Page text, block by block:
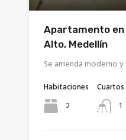
Apartamento en
Alto, Medellín
Se arrienda moderno
Habitaciones
2
1